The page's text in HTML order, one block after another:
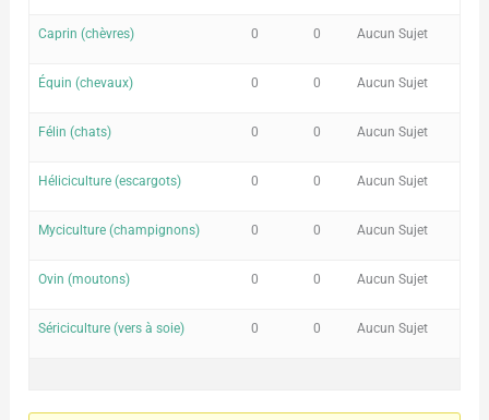
Caprin (chèvres) 0 0 Aucun Sujet
Équin (chevaux) 0 0 Aucun Sujet
Félin (chats) 0 0 Aucun Sujet
Héliciculture (escargots) 0 0 Aucun Sujet
Myciculture (champignons) 0 0 Aucun Sujet
Ovin (moutons) 0 0 Aucun Sujet
Sériciculture (vers à soie) 0 0 Aucun Sujet